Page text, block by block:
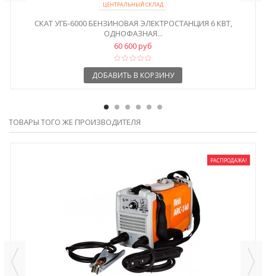
ЦЕНТРАЛЬНЫЙ СКЛАД
СКАТ УГБ-6000 БЕНЗИНОВАЯ ЭЛЕКТРОСТАНЦИЯ 6 КВТ,
ОДНОФАЗНАЯ...
60 600 руб
ДОБАВИТЬ В КОРЗИНУ
ТОВАРЫ ТОГО ЖЕ ПРОИЗВОДИТЕЛЯ
РАСПРОДАЖА!